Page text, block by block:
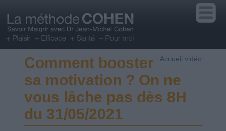
Accueil vidéo
Comment booster
sa motivation ? On ne
vous lâche pas dès 8H
du 31/05/2021